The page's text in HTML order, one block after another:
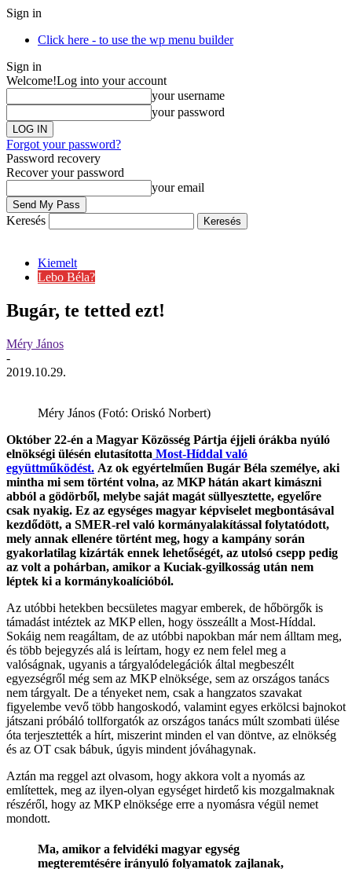
Sign in
Click here - to use the wp menu builder
Sign in
Welcome!Log into your account
your username
your password
Forgot your password?
Password recovery
Recover your password
your email
Keresés
Kiemelt
Lebo Béla?
Bugár, te tetted ezt!
Méry János
-
2019.10.29.
Méry János (Fotó: Oriskó Norbert)
Október 22-én a Magyar Közösség Pártja éjjeli órákba nyúló
elnökségi ülésén elutasította Most-Híddal való
együttműködést. Az ok egyértelműen Bugár Béla személye, aki
mintha mi sem történt volna, az MKP hátán akart kimászni
abból a gödörből, melybe saját magát süllyesztette, egyelőre
csak nyakig. Ez az egységes magyar képviselet megbontásával
kezdődött, a SMER-rel való kormányalakítással folytatódott,
mely annak ellenére történt meg, hogy a kampány során
gyakorlatilag kizárták ennek lehetőségét, az utolsó csepp pedig
az volt a pohárban, amikor a Kuciak-gyilkosság után nem
léptek ki a kormánykoalícióból.
Az utóbbi hetekben becsületes magyar emberek, de hőbörgők is
támadást intéztek az MKP ellen, hogy összeállt a Most-Híddal.
Sokáig nem reagáltam, de az utóbbi napokban már nem álltam meg,
és több bejegyzés alá is leírtam, hogy ez nem felel meg a
valóságnak, ugyanis a tárgyalódelegációk által megbeszélt
egyezségről még sem az MKP elnöksége, sem az országos tanács
nem tárgyalt. De a tényeket nem, csak a hangzatos szavakat
figyelembe vevő több hangoskodó, valamint egyes erkölcsi bajnokot
játszani próbáló tollforgatók az országos tanács múlt szombati ülése
óta terjesztették a hírt, miszerint minden el van döntve, az elnökség
és az OT csak bábuk, úgyis mindent jóváhagynak.
Aztán ma reggel azt olvasom, hogy akkora volt a nyomás az
említettek, meg az ilyen-olyan egységet hirdető kis mozgalmaknak
részéről, hogy az MKP elnöksége erre a nyomásra végül nemet
mondott.
Ma, amikor a felvidéki magyar egység
megteremtésére irányuló folyamatok zajlanak,